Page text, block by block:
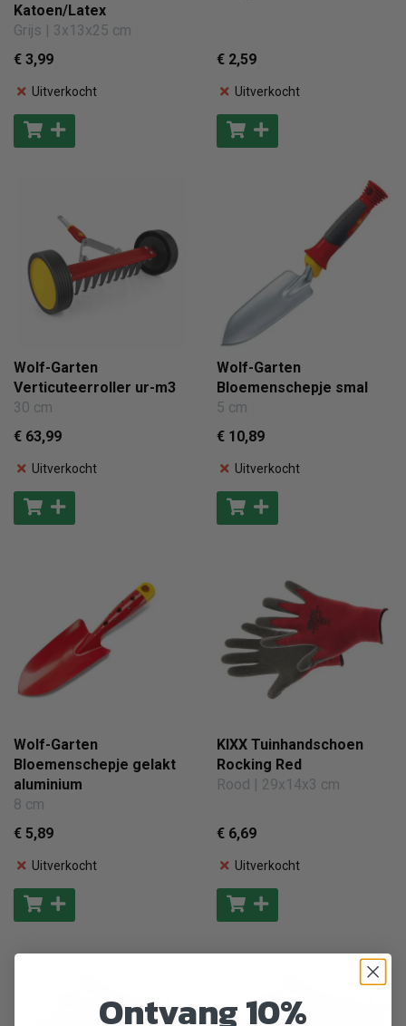
Katoen/Latex
Grijs | 3x13x25 cm
€ 3,99
Uitverkocht
€ 2,59
Uitverkocht
Wolf-Garten
Verticuteerroller ur-m3
30 cm
€ 63,99
Uitverkocht
Wolf-Garten
Bloemenschepje smal
5 cm
€ 10,89
Uitverkocht
Wolf-Garten
Bloemenschepje gelakt
aluminium
8 cm
€ 5,89
Uitverkocht
KIXX Tuinhandschoen
Rocking Red
Rood | 29x14x3 cm
€ 6,69
Uitverkocht
Ontvang 10%